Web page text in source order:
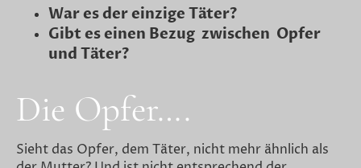
War es der einzige Täter?
Gibt es einen Bezug zwischen Opfer
und Täter?
Die Opfer….
Sieht das Opfer, dem Täter, nicht mehr ähnlich als